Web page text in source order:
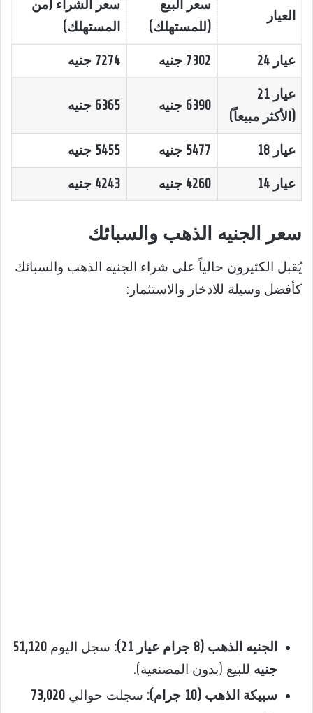
العيار
سعر البيع
(للمستهلك)
سعر الشراء (من
المستهلك)
عيار 24 7302 جنيه 7274 جنيه
عيار 21
(الأكثر مبيعاً)
6390 جنيه 6365 جنيه
عيار 18 5477 جنيه 5455 جنيه
عيار 14 4260 جنيه 4243 جنيه
سعر الجنيه الذهب والسبائك
يُقبل الكثيرون حالياً على شراء الجنيه الذهب والسبائك
كأفضل وسيلة للادخار والاستثمار:
الجنيه الذهب (8 جرام عيار 21): سجل اليوم 51,120
جنيه للبيع (بدون المصنعية).
سبيكة الذهب (10 جرام):
سجلت حوالي 73,020